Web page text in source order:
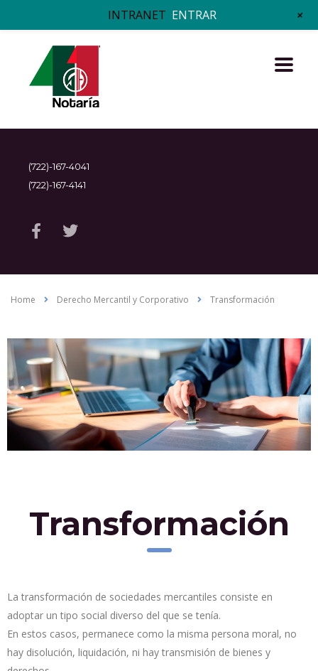
(722)-167-4041
(722)-167-4141
Home Derecho Mercantil y Corporativo Transformación
Transformación
La transformación de sociedades mercantiles consiste en
adoptar un tipo social diverso del que se tenía.
En estos casos, permanece como la misma persona moral, no
hay disolución, liquidación, ni hay transmisión de bienes y
INTRANET ENTRAR +